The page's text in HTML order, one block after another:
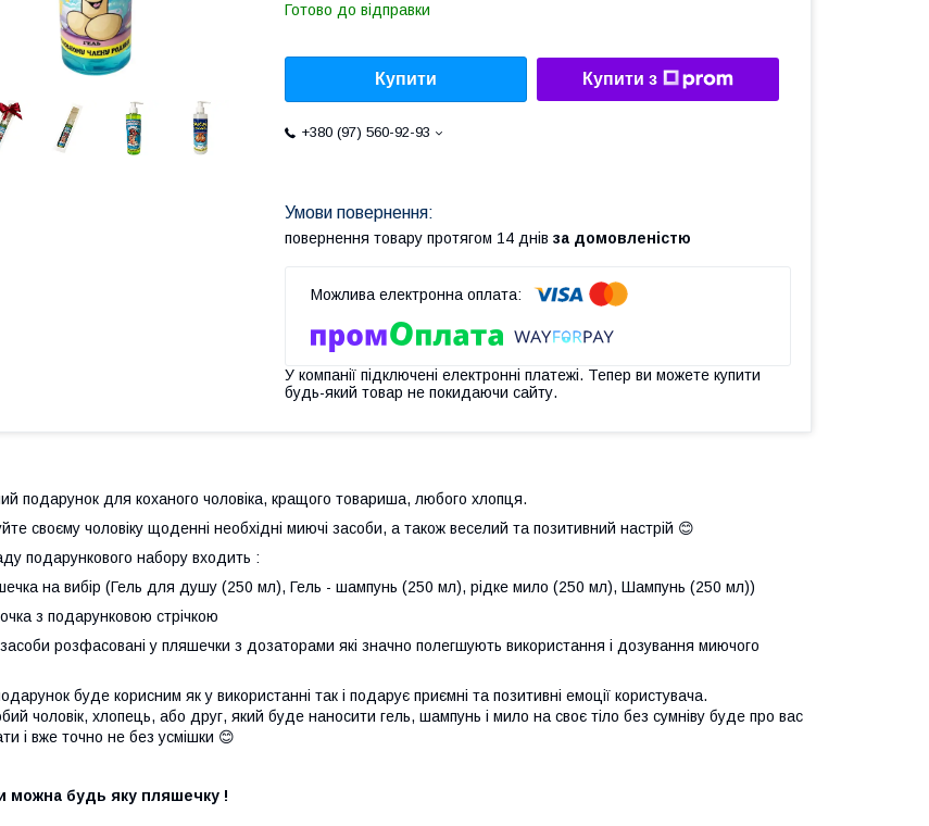
Готово до відправки
Купити Купити з
+380 (97) 560-92-93
повернення товару протягом 14 днів за домовленістю
У компанії підключені електронні платежі. Тепер ви можете купити
будь-який товар не покидаючи сайту.
подарунок для коханого чоловіка, кращого товариша, любого хлопця.
своєму чоловіку щоденні необхідні миючі засоби, а також веселий та позитивний настрій 😊
подарункового набору входить :
на вибір (Гель для душу (250 мл), Гель - шампунь (250 мл), рідке мило (250 мл), Шампунь (250 мл))
з подарунковою стрічкою
розфасовані у пляшечки з дозаторами які значно полегшують використання і дозування миючого
буде корисним як у використанні так і подарує приємні та позитивні емоції користувача.
чоловік, хлопець, або друг, який буде наносити гель, шампунь і мило на своє тіло без сумніву буде про вас
і вже точно не без усмішки 😊
можна будь яку пляшечку !